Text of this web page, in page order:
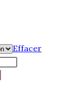
Effacer